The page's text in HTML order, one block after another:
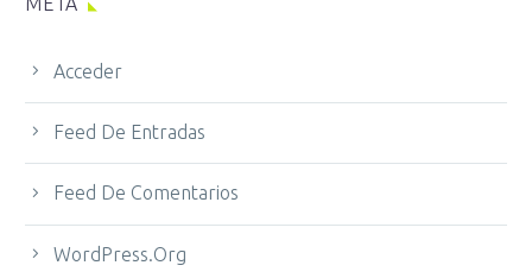
Acceder
Feed De Entradas
Feed De Comentarios
WordPress.org